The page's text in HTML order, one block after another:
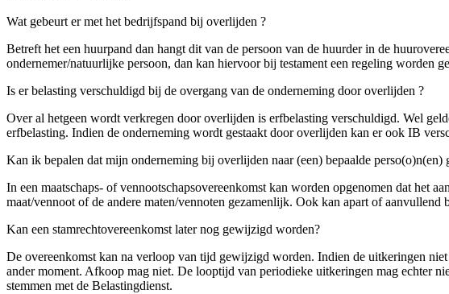
Wat gebeurt er met het bedrijfspand bij overlijden ?
Betreft het een huurpand dan hangt dit van de persoon van de huurder in de
ondernemer/natuurlijke persoon, dan kan hiervoor bij testament een regeling worden
Is er belasting verschuldigd bij de overgang van de onderneming door overlijden ?
Over al hetgeen wordt verkregen door overlijden is erfbelasting verschuldigd. Wel
erfbelasting. Indien de onderneming wordt gestaakt door overlijden kan er ook IB
Kan ik bepalen dat mijn onderneming bij overlijden naar (een) bepaalde perso(o)n(en)
In een maatschaps- of vennootschapsovereenkomst kan worden opgenomen dat het
maat/vennoot of de andere maten/vennoten gezamenlijk. Ook kan apart of
Kan een stamrechtovereenkomst later nog gewijzigd worden?
De overeenkomst kan na verloop van tijd gewijzigd worden. Indien de uitkeringen
ander moment. Afkoop mag niet. De looptijd van periodieke uitkeringen mag echter
stemmen met de Belastingdienst.